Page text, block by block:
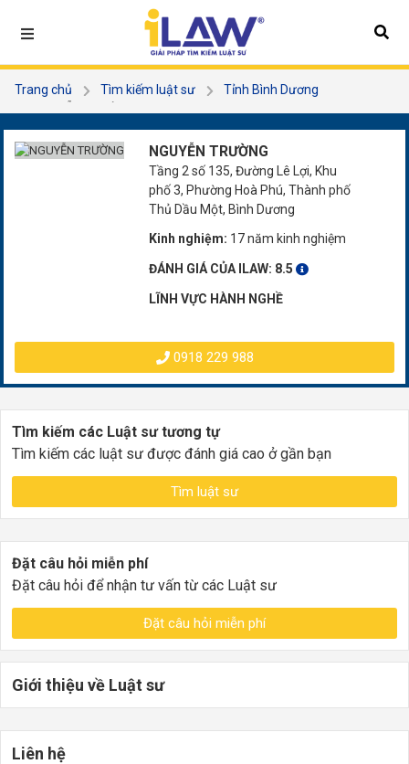
Trang chủ Tìm kiếm luật sư
Tỉnh Bình Dương
NGUYỄN TRƯỜNG
Tầng 2 số 135, Đường Lê Lợi, Khu
phố 3, Phường Hoà Phú, Thành phố
Thủ Dầu Một, Bình Dương
Kinh nghiệm: 17 năm kinh nghiệm
ĐÁNH GIÁ CỦA ILAW: 8.5
LĨNH VỰC HÀNH NGHỀ
0918 229 988
Tìm kiếm các Luật sư tương tự
Tìm kiếm các luật sư được đánh giá cao ở gần bạn
Tìm luật sư
Đặt câu hỏi miễn phí
Đặt câu hỏi để nhận tư vấn từ các Luật sư
Đặt câu hỏi miễn phí
Giới thiệu về Luật sư
Liên hệ